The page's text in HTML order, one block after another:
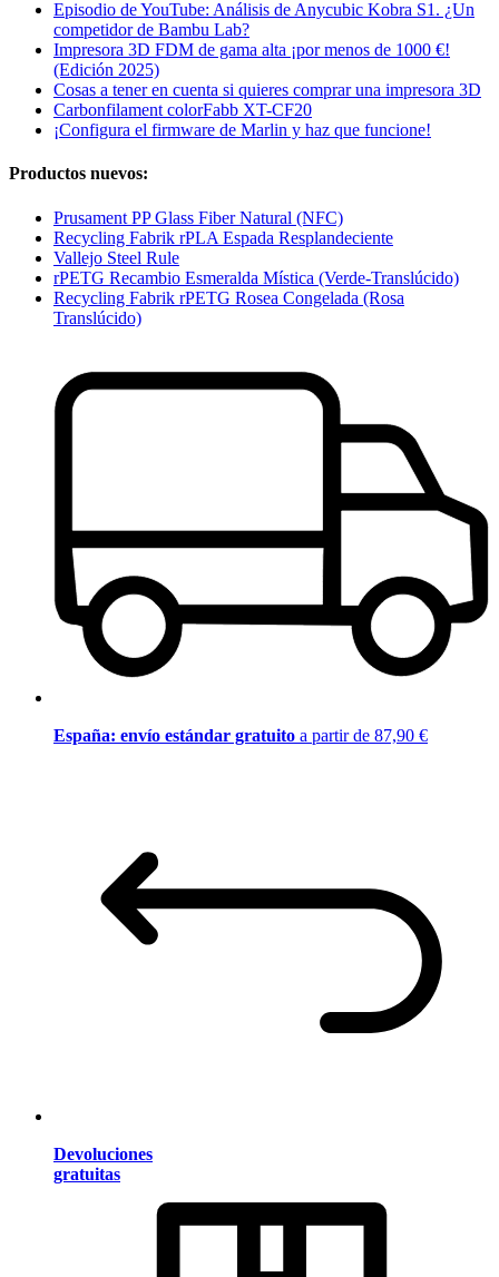
Episodio de YouTube: Análisis de Anycubic Kobra S1. ¿Un
competidor de Bambu Lab?
Impresora 3D FDM de gama alta ¡por menos de 1000 €!
(Edición 2025)
Cosas a tener en cuenta si quieres comprar una impresora 3D
Carbonfilament colorFabb XT-CF20
¡Configura el firmware de Marlin y haz que funcione!
Productos nuevos:
Prusament PP Glass Fiber Natural (NFC)
Recycling Fabrik rPLA Espada Resplandeciente
Vallejo Steel Rule
rPETG Recambio Esmeralda Mística (Verde-Translúcido)
Recycling Fabrik rPETG Rosea Congelada (Rosa
Translúcido)
España: envío estándar gratuito a partir de 87,90 €
Devoluciones
gratuitas